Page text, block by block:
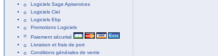
Logiciels Sage Apiservices
Logiciels Ciel
Logiciels Ebp
Promotions Logiciels
Paiement sécurisé
Livraison et frais de port
Conditions générales de vente